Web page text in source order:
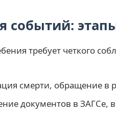
событий:
требует четкого
смерти, обращение в
документов в ЗАГСе,